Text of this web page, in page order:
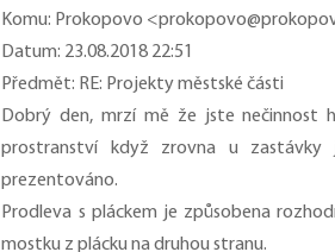
Komu: Prokopovo
Datum: 23.08.2018 22:51
Předmět: RE: Projekty městské části
Dobrý den, mrzí mě že jste nečinnost
prostranství když zrovna u
prezentováno.
Prodleva s pláckem je způsobena
mostku z plácku na druhou stranu.